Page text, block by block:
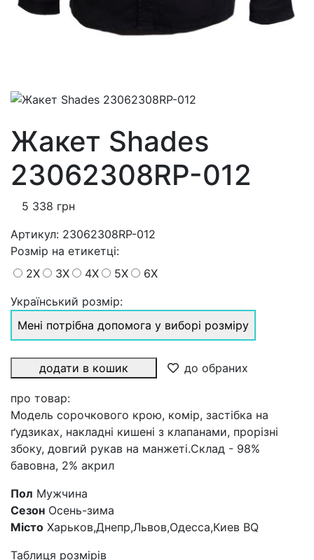
Жакет Shades
23062308RP-012
5 338 грн
Артикул: 23062308RP-012
Розмiр на етикетці:
2X
3X 4X 5X
6X
Український розмір:
Мені потрібна допомога у виборі розміру
додати в кошик до обраних
про товар:
Модель сорочкового крою, комір, застібка на
ґудзиках, накладні кишені з клапанами, прорізні
збоку, довгий рукав на манжеті.Склад - 98%
бавовна, 2% акрил
Пол Мужчина
Сезон Осень-зима
Місто Харьков,Днепр,Львов,Одесса,Киев BQ
Таблиця розмірів